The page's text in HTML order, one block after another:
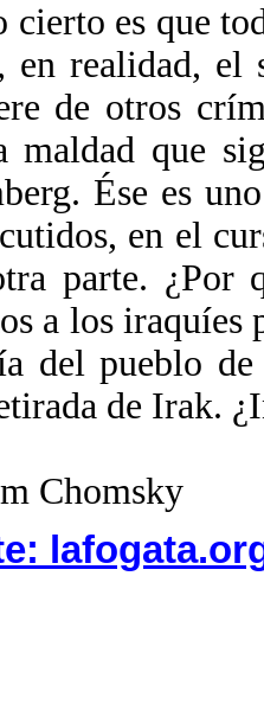
cierto es que
en realidad, el
de otros
maldad que
Ése es
en el
parte. ¿Por
a los iraquíes
del pueblo
de Irak.
Chomsky